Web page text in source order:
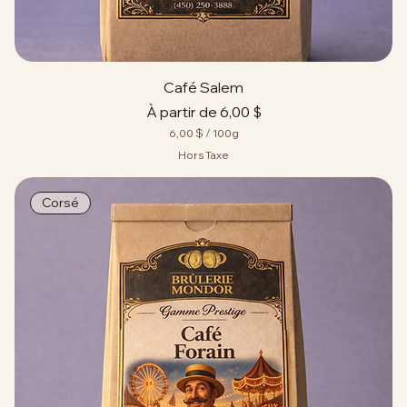
m
e
Café Salem
À partir de6,00 $
Prix promotionnel
6,00 $/100g
6
,
Hors Taxe